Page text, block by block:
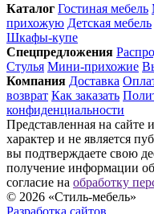
Каталог Гостиная мебель
прихожую Детская мебель
Шкафы-купе
Спец­предложения
Стулья Мини-прихожие
Компания Доставка
возврат Как заказать
конфиденциальности
Представленная на сайте
характер и не является
вы подтверждаете свою
получение информации
согласие на обработку
© 2026 «Стиль-мебель»
Разработка сайтов